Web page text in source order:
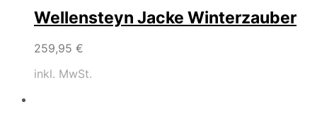
Wellensteyn Jacke Winterzauber
259,95 €
inkl. MwSt.